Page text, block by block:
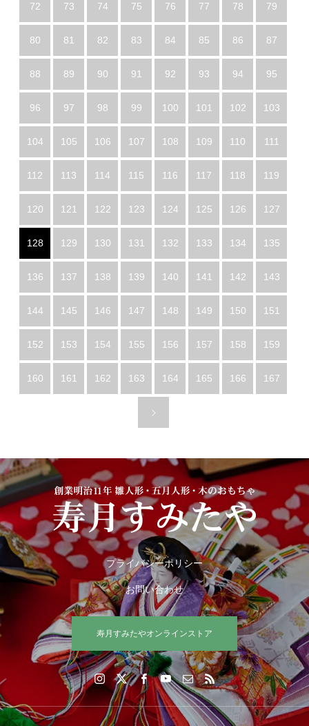
72 73 74 75 76 77 78 79
80 81 82 83 84 85 86 87
88 89 90 91 92 93 94 95
96 97 98 99 100 101 102 103
104 105 106 107 108 109 110 111
112 113 114 115 116 117 118 119
120 121 122 123 124 125 126 127
128 129 130 131 132 133 134 135
136 137 138 139 140 141 142 143
144 145 146 147 148 149 150 151
152 153 154 155 156 157 158 159
160 161 162 163 164 165 166 167
プライバシーポリシー
お問い合わせ
寿月すみたやオンラインストア